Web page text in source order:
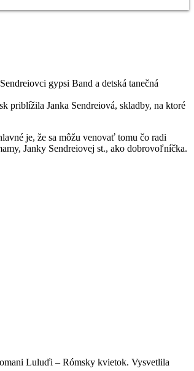
gypsi Band a detská tanečná
priblížila Janka Sendreiová, skladby, na ktoré
je, že sa môžu venovať tomu čo radi
Janky Sendreiovej st., ako dobrovoľníčka.
Luluďi – Rómsky kvietok. Vysvetlila